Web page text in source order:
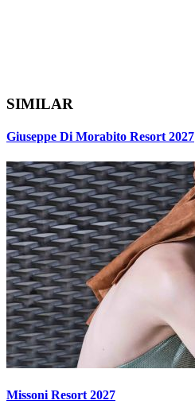
SIMILAR
Giuseppe Di Morabito Resort 2027
Missoni Resort 2027